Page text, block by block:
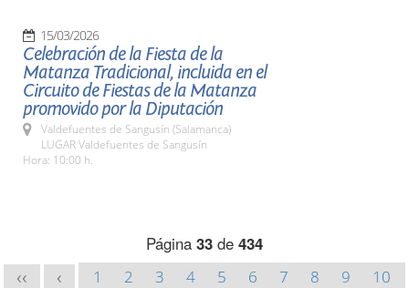
15/03/2026
Celebración de la Fiesta de la
Matanza Tradicional, incluida en el
Circuito de Fiestas de la Matanza
promovido por la Diputación
Valdefuentes de Sangusín (Salamanca)
LUGAR Valdefuentes de Sangusín
Hora: 10:00 h.
Página 33 de 434
<< < 1 2 3 4 5 6 7 8 9
10